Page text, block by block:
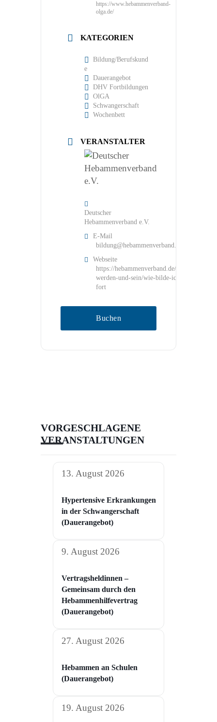
https://www.hebammenverband-
olga.de/
KATEGORIEN
Bildung/Berufskund
e
Dauerangebot
DHV Fortbildungen
OlGA
Schwangerschaft
Wochenbett
VERANSTALTER
Deutscher
Hebammenverband e.V.
E-Mail
bildung@hebammenverband.de
Webseite
https://hebammenverband.de/hebamme-
werden-und-sein/wie-bilde-ich-mich-
fort
Buchen
VORGESCHLAGENE
VERANSTALTUNGEN
13. August 2026
Hypertensive Erkrankungen
in der Schwangerschaft​
(Dauerangebot)
9. August 2026
Vertragsheldinnen –
Gemeinsam durch den
Hebammenhilfevertrag
(Dauerangebot)
27. August 2026
Hebammen an Schulen
(Dauerangebot)
19. August 2026